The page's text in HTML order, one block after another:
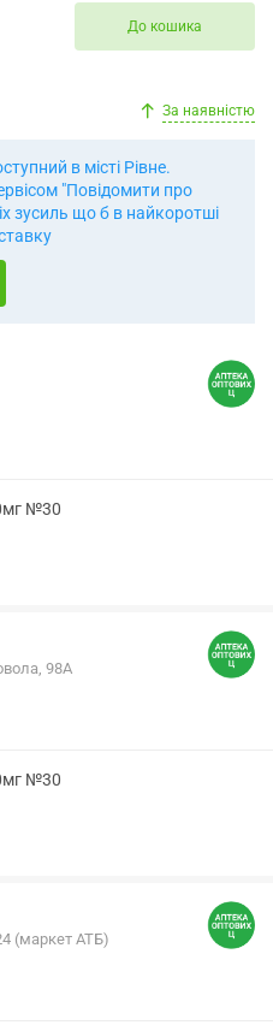
До кошика
За наявністю
в місті Рівне.
"Повідомити про
зусиль що б в найкоротші
№30
98А
№30
(маркет АТБ)